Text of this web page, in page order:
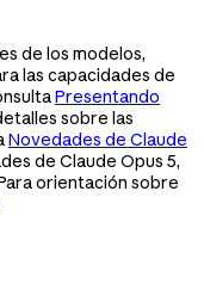
de los modelos,
las capacidades de
Presentando
sobre las
Novedades de Claude
de Claude Opus 5,
orientación sobre